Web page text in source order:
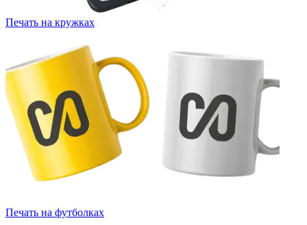
Печать на кружках
Печать на футболках